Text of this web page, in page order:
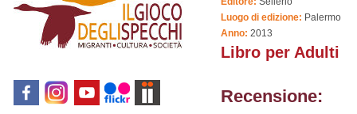
Luogo di edizione: Palermo
Anno: 2013
Libro per Adulti
Recensione: